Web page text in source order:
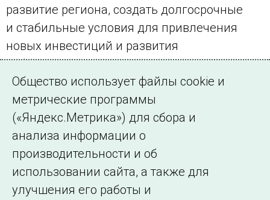
развитие региона, создать долгосрочные
и стабильные условия для привлечения
новых инвестиций и развития
инфраструктуры.
Официальный портал Правительства РФ
← Все публикации
Подписаться на новости
Общество использует файлы cookie и
метрические программы
(«Яндекс.Метрика») для сбора и
анализа информации о
производительности и об
использовании сайта, а также для
улучшения его работы и